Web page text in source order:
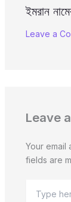
ইমরান
Leave a
Leave
Your email
fields are
here..